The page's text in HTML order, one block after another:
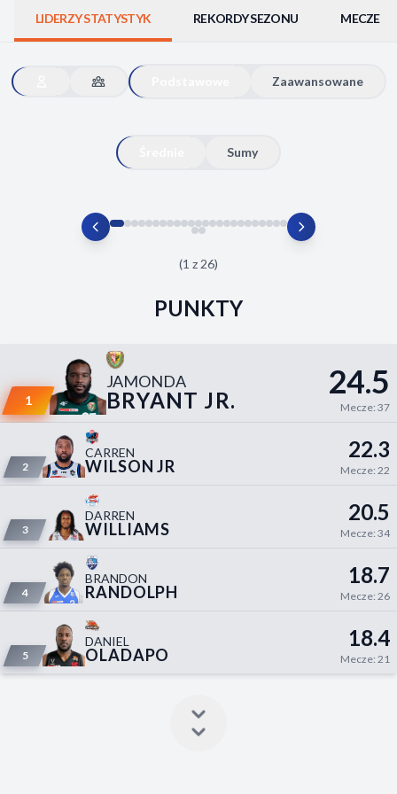
LIDERZY STATYSTYK REKORDY SEZONU MECZE
Zaawansowane
Sumy
(1 z 26)
PUNKTY
1
JAMONDA
BRYANT JR. 24.5
Mecze: 37
2
CARREN
WILSON JR
22.3
Mecze: 22
3
DARREN
WILLIAMS
20.5
Mecze: 34
4
BRANDON
RANDOLPH
18.7
Mecze: 26
5
DANIEL
OLADAPO
18.4
Mecze: 21
Odrzuć wszystkie